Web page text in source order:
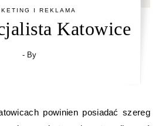
I REKLAMA
Katowice
- By
powinien posiadać szereg